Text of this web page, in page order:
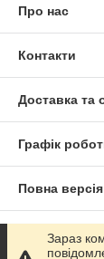
Про нас
Контакти
Доставка та
Графік
Повна
СайтЗараз